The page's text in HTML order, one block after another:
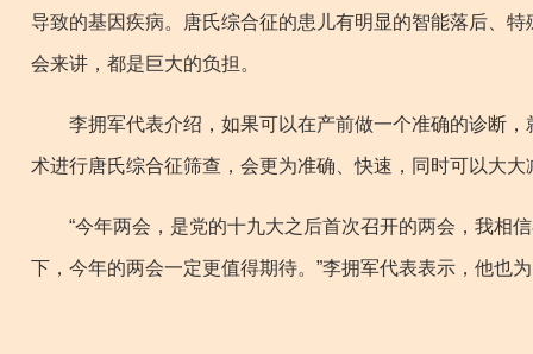
导致的基因疾病。唐氏综合征的患儿有明显的智能落后、
会来讲，都是巨大的负担。
李拥军代表介绍，如果可以在产前做一个准确的诊断，
术进行唐氏综合征筛查，会更为准确、快速，同时可以大大
“今年两会，是党的十九大之后首次召开的两会，我相信
下，今年的两会一定更值得期待。”李拥军代表表示，他也